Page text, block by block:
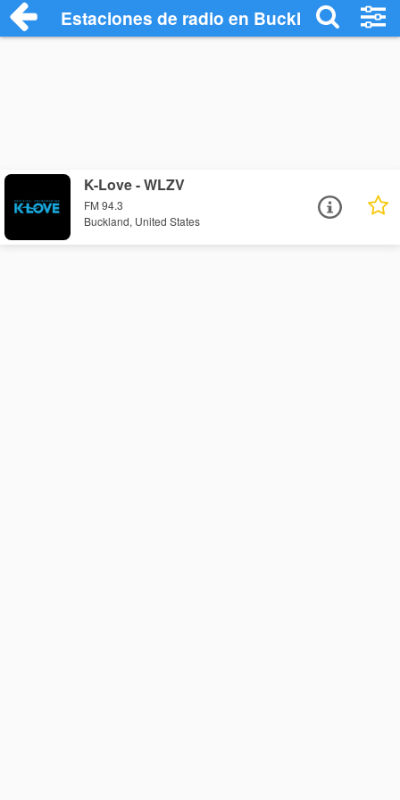
Estaciones de radio en Buckland -
K-Love - WLZV
FM 94.3
Buckland, United States